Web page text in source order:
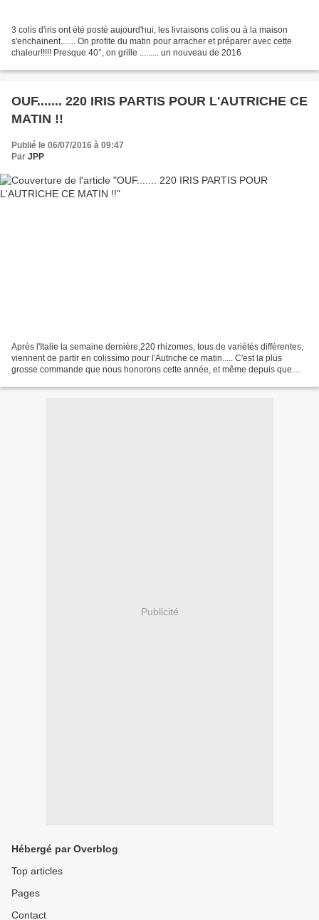
3 colis d'iris ont été posté aujourd'hui, les livraisons colis ou à la maison
s'enchainent....... On profite du matin pour arracher et préparer avec cette
chaleur!!!!! Presque 40°, on grille ......... un nouveau de 2016
OUF....... 220 IRIS PARTIS POUR L'AUTRICHE CE
MATIN !!
Publié le 06/07/2016 à 09:47
Par JPP
Après l'Italie la semaine dernière,220 rhizomes, tous de variétés différentes,
viennent de partir en colissimo pour l'Autriche ce matin..... C'est la plus
grosse commande que nous honorons cette année, et même depuis que
Publicité
Hébergé par Overblog
Top articles
Pages
Contact